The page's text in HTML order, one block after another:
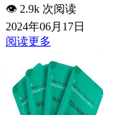
👁️ 2.9k 次阅读
2024年06月17日
阅读更多